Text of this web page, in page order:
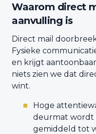
Waarom direct
aanvulling is
Direct mail
Fysieke
en krijgt
niets zien we dat
wint.
Hoge
deurmat wordt
gemiddeld tot